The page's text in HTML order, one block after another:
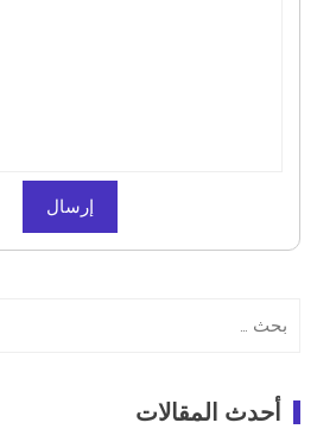
عن:
أحدث المقالات